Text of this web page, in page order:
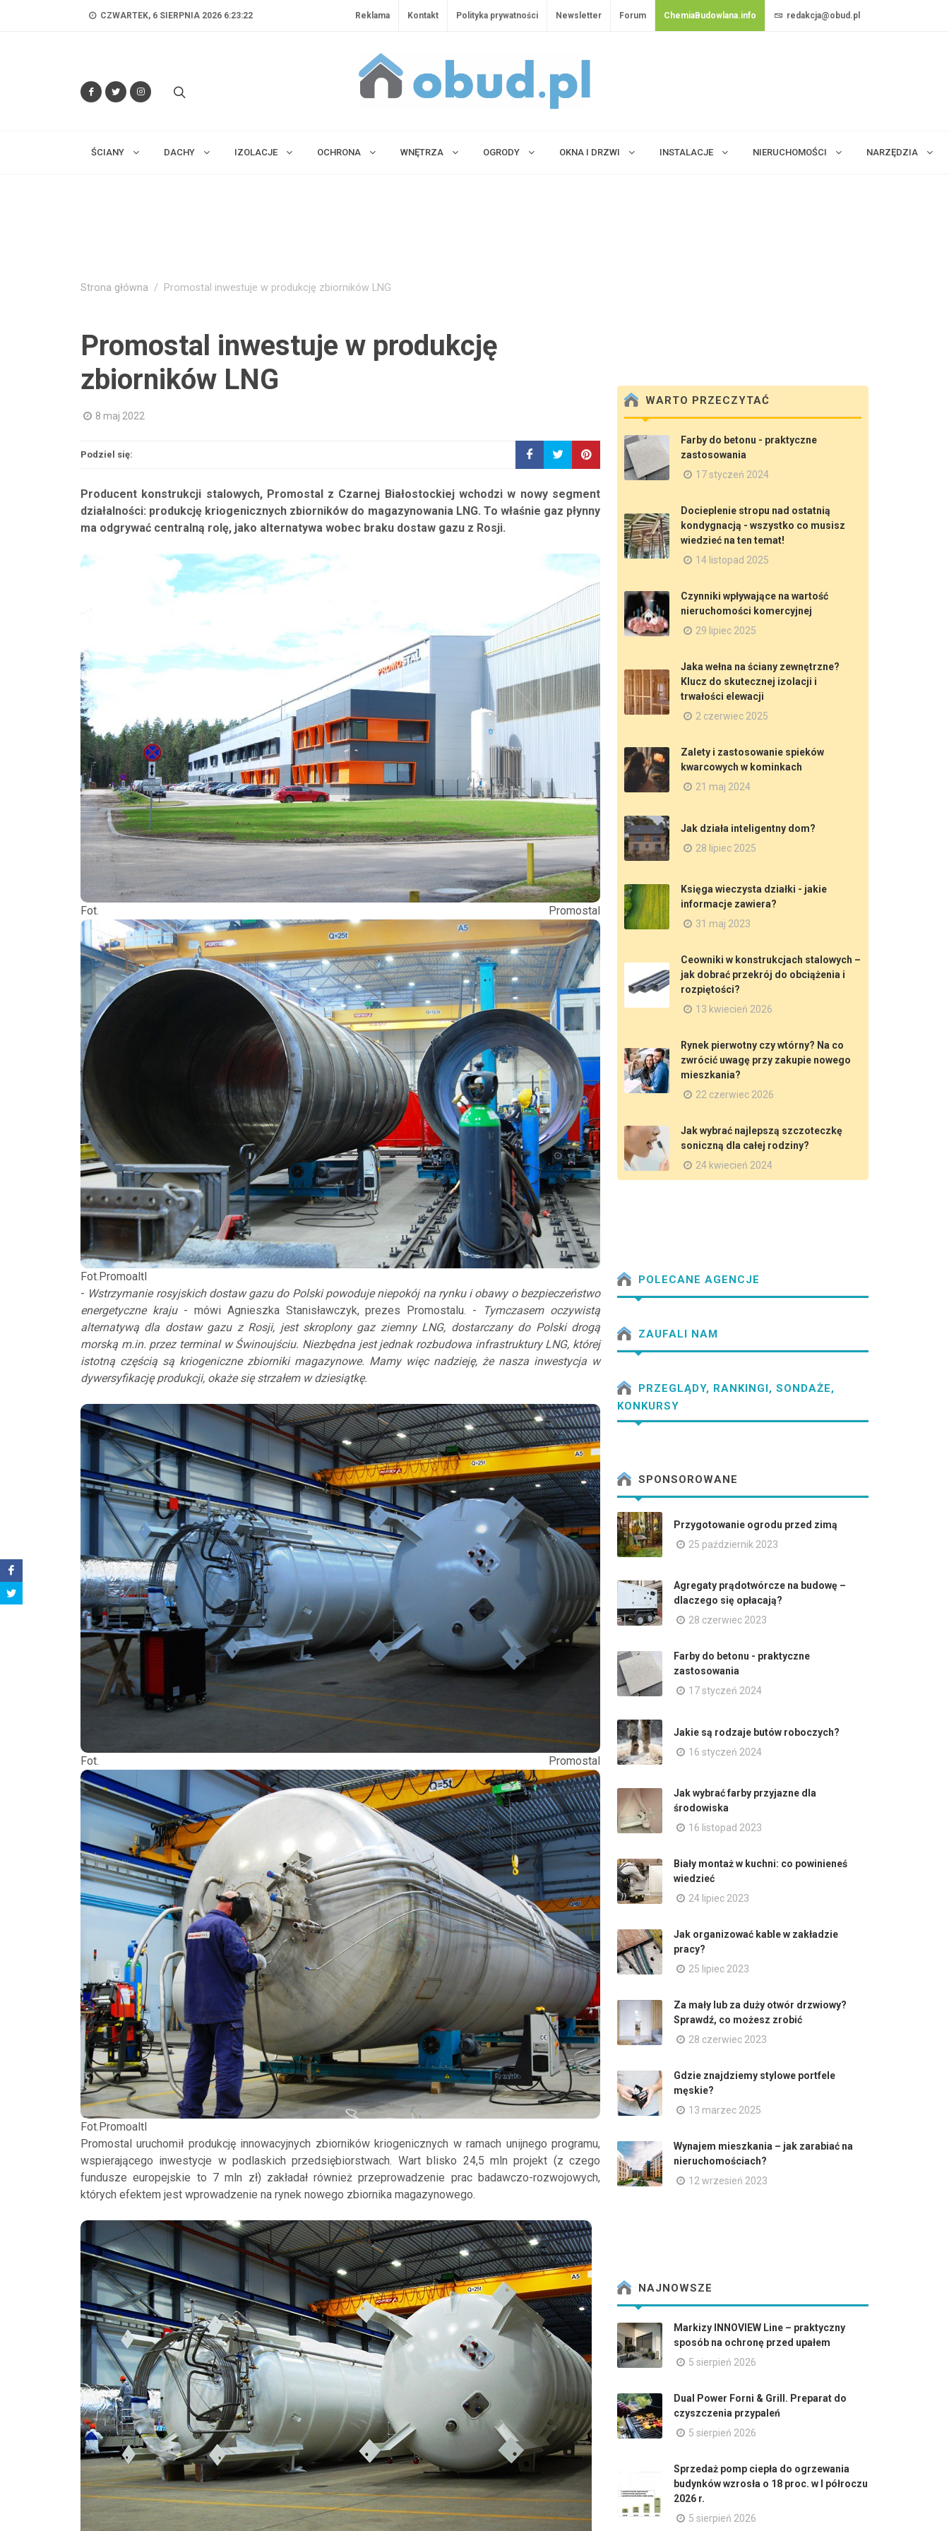
CZWARTEK, 6 SIERPNIA 2026 6:23:25 Reklama Kontakt Polityka prywatności Newsletter Forum ChemiaBudowlana.info redakcja@obud.pl
ŚCIANY DACHY IZOLACJE OCHRONA WNĘTRZA OGRODY OKNA I DRZWI INSTALACJE NIERUCHOMOŚCI NARZĘDZIA
Strona główna Promostal inwestuje w produkcję zbiorników LNG
Promostal inwestuje w produkcję
zbiorników LNG
8 maj 2022
Podziel się:
Producent konstrukcji stalowych, Promostal z Czarnej Białostockiej wchodzi w nowy segment
działalności: produkcję kriogenicznych zbiorników do magazynowania LNG. To właśnie gaz płynny
ma odgrywać centralną rolę, jako alternatywa wobec braku dostaw gazu z Rosji.
Fot. Promostal
Fot.Promoaltl
- Wstrzymanie rosyjskich dostaw gazu do Polski powoduje niepokój na rynku i obawy o bezpieczeństwo
energetyczne kraju- mówi Agnieszka Stanisławczyk, prezes Promostalu. -
Tymczasem oczywistą
alternatywą dla dostaw gazu z Rosji, jest skroplony gaz ziemny LNG, dostarczany do Polski drogą
morską m.in. przez terminal w Świnoujściu. Niezbędna jest jednak rozbudowa infrastruktury LNG, której
istotną częścią są kriogeniczne zbiorniki magazynowe. Mamy więc nadzieję, że nasza inwestycja w
dywersyfikację produkcji, okaże się strzałem w dziesiątkę.
Fot. Promostal
Fot.Promoaltl
Promostal uruchomił produkcję innowacyjnych zbiorników kriogenicznych w ramach unijnego programu,
wspierającego inwestycje w podlaskich przedsiębiorstwach. Wart blisko 24,5 mln projekt (z czego
fundusze europejskie to 7 mln zł) zakładał również przeprowadzenie prac badawczo-rozwojowych,
których efektem jest wprowadzenie na rynek nowego zbiornika magazynowego.
WARTO PRZECZYTAĆ
Farby do betonu - praktyczne
zastosowania
17 styczeń 2024
Docieplenie stropu nad ostatnią
kondygnacją - wszystko co musisz
wiedzieć na ten temat!
14 listopad 2025
Czynniki wpływające na wartość
nieruchomości komercyjnej
29 lipiec 2025
Jaka wełna na ściany zewnętrzne?
Klucz do skutecznej izolacji i
trwałości elewacji
2 czerwiec 2025
Zalety i zastosowanie spieków
kwarcowych w kominkach
21 maj 2024
Jak działa inteligentny dom?
28 lipiec 2025
Księga wieczysta działki - jakie
informacje zawiera?
31 maj 2023
Ceowniki w konstrukcjach stalowych –
jak dobrać przekrój do obciążenia i
rozpiętości?
13 kwiecień 2026
Rynek pierwotny czy wtórny? Na co
zwrócić uwagę przy zakupie nowego
mieszkania?
22 czerwiec 2026
Jak wybrać najlepszą szczoteczkę
soniczną dla całej rodziny?
24 kwiecień 2024
POLECANE AGENCJE
ZAUFALI NAM
PRZEGLĄDY, RANKINGI, SONDAŻE,
KONKURSY
SPONSOROWANE
Przygotowanie ogrodu przed zimą
25 październik 2023
Agregaty prądotwórcze na budowę –
dlaczego się opłacają?
28 czerwiec 2023
Farby do betonu - praktyczne
zastosowania
17 styczeń 2024
Jakie są rodzaje butów roboczych?
16 styczeń 2024
Jak wybrać farby przyjazne dla
środowiska
16 listopad 2023
Biały montaż w kuchni: co powinieneś
wiedzieć
24 lipiec 2023
Jak organizować kable w zakładzie
pracy?
25 lipiec 2023
Za mały lub za duży otwór drzwiowy?
Sprawdź, co możesz zrobić
28 czerwiec 2023
Gdzie znajdziemy stylowe portfele
męskie?
13 marzec 2025
Wynajem mieszkania – jak zarabiać na
nieruchomościach?
12 wrzesień 2023
NAJNOWSZE
Markizy INNOVIEW Line – praktyczny
sposób na ochronę przed upałem
5 sierpień 2026
Dual Power Forni & Grill. Preparat do
czyszczenia przypaleń
5 sierpień 2026
Sprzedaż pomp ciepła do ogrzewania
budynków wzrosła o 18 proc. w I półroczu
2026 r.
5 sierpień 2026